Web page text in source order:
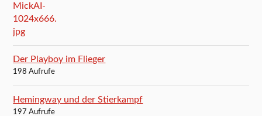
Der Playboy im Flieger
198 Aufrufe
Hemingway und der Stierkampf
197 Aufrufe